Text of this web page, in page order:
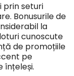
prin seturi
Bonusurile de
la
cunoscute
de promoțiile
pe
înțeleși.